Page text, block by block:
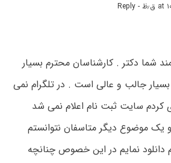
- Reply
شما دکتر . کارشناسان محترم بسیار
جالب و عالی است . در تلگرام نمی
کردم سایت ثبت نام اعلام نمی شد
و یک موضوع دیگر متاسفان نتوانستم
دانلود نمایم در این خصوص چنانچه